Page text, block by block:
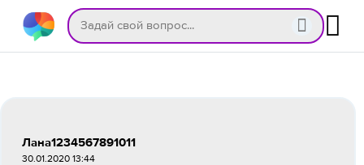
Лана1234567891011
30.01.2020 13:44